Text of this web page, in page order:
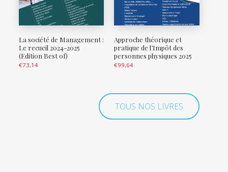
La société de Management :
Le recueil 2024-2025
(Edition Best of)
€73,14
Approche théorique et
pratique de l’Impôt des
personnes physiques 2025
€99,64
TOUS NOS LIVRES